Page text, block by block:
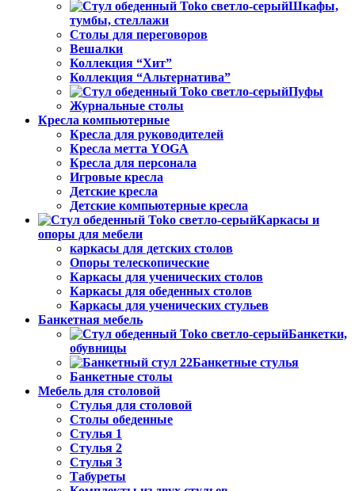
Шкафы,
тумбы, стеллажи
Столы для переговоров
Вешалки
Коллекция “Хит”
Коллекция “Альтернатива”
Пуфы
Журнальные столы
Кресла компьютерные
Кресла для руководителей
Кресла метта YOGA
Кресла для персонала
Игровые кресла
Детские кресла
Детские компьютерные кресла
Каркасы и
опоры для мебели
каркасы для детских столов
Опоры телескопические
Каркасы для ученических столов
Каркасы для обеденных столов
Каркасы для ученических стульев
Банкетная мебель
Банкетки,
обувницы
Банкетные стулья
Банкетные столы
Мебель для столовой
Стулья для столовой
Столы обеденные
Стулья 1
Стулья 2
Стулья 3
Табуреты